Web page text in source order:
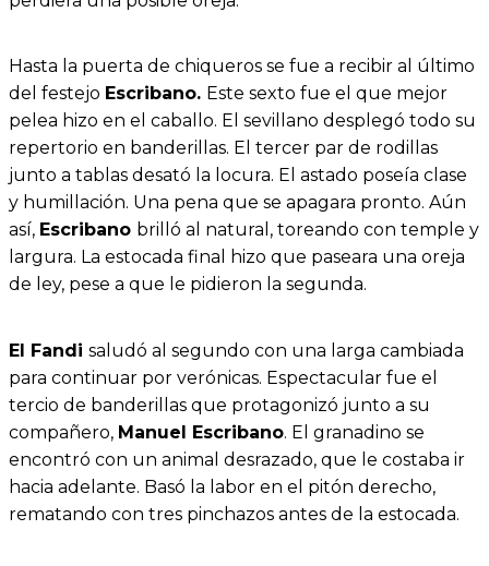
Hasta la puerta de chiqueros se fue a recibir al último
del festejo Escribano. Este sexto fue el que mejor
pelea hizo en el caballo. El sevillano desplegó todo su
repertorio en banderillas. El tercer par de rodillas
junto a tablas desató la locura. El astado poseía clase
y humillación. Una pena que se apagara pronto. Aún
así, Escribano brilló al natural, toreando con temple y
largura. La estocada final hizo que paseara una oreja
de ley, pese a que le pidieron la segunda.
El Fandi saludó al segundo con una larga cambiada
para continuar por verónicas. Espectacular fue el
tercio de banderillas que protagonizó junto a su
compañero, Manuel Escribano. El granadino se
encontró con un animal desrazado, que le costaba ir
hacia adelante. Basó la labor en el pitón derecho,
rematando con tres pinchazos antes de la estocada.